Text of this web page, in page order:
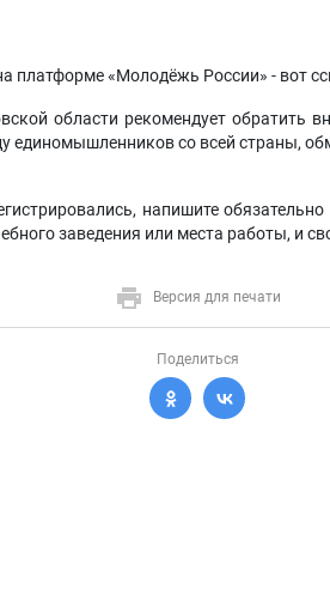
платформе «Молодёжь России» - вот
области рекомендует обратить
единомышленников со всей страны,
напишите
заведения или места работы, и
Версия для печати
Поделиться